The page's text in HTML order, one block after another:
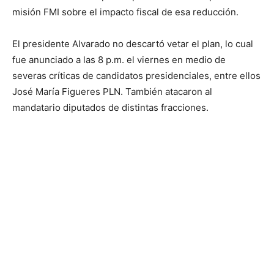
misión FMI sobre el impacto fiscal de esa reducción.
El presidente Alvarado no descartó vetar el plan, lo cual
fue anunciado a las 8 p.m. el viernes en medio de
severas críticas de candidatos presidenciales, entre ellos
José María Figueres PLN. También atacaron al
mandatario diputados de distintas fracciones.